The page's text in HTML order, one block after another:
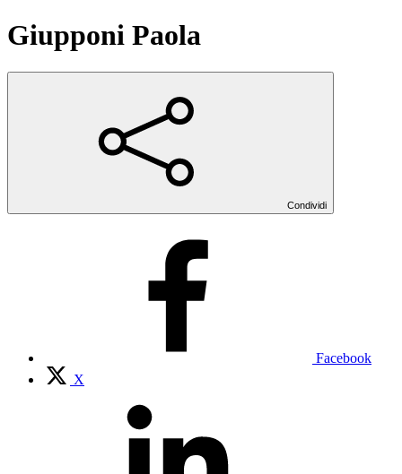
Giupponi Paola
Condividi
Facebook
X